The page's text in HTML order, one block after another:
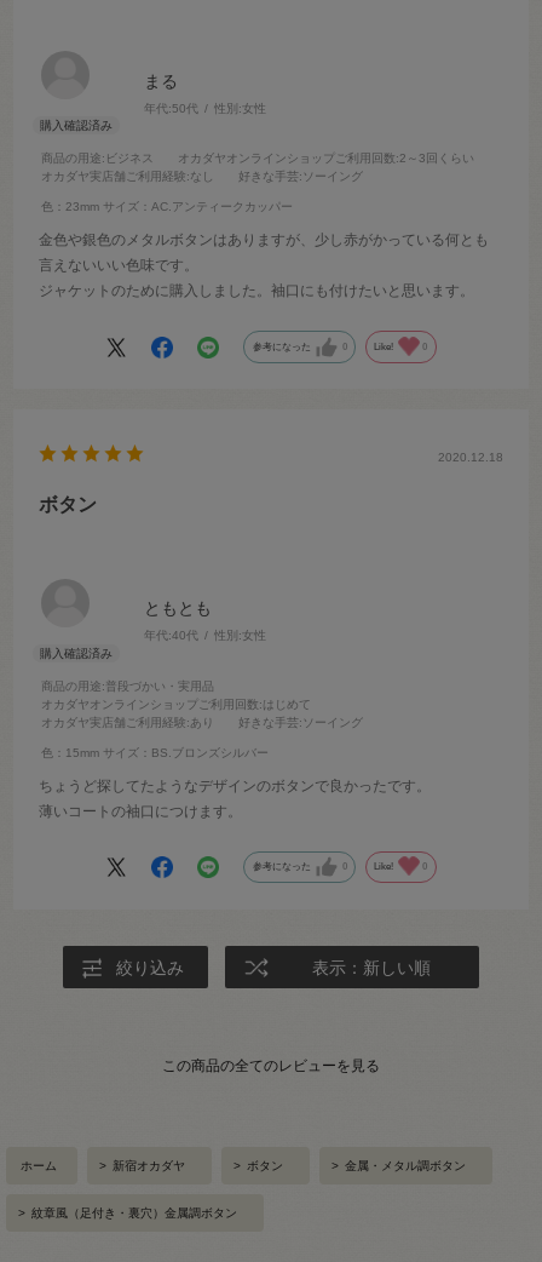
まる
年代:50代 性別:女性
商品の用途:ビジネス オカダヤオンラインショップご利用回数:2～3回くらい
オカダヤ実店舗ご利用経験:なし 好きな手芸:ソーイング
色：23mm サイズ：AC.アンティークカッパー
金色や銀色のメタルボタンはありますが、少し赤がかっている何とも
言えないいい色味です。
ジャケットのために購入しました。袖口にも付けたいと思います。
参考になった 0 Like! 0
ともとも
年代:40代 性別:女性
商品の用途:普段づかい・実用品
オカダヤオンラインショップご利用回数:はじめて
オカダヤ実店舗ご利用経験:あり 好きな手芸:ソーイング
色：15mm サイズ：BS.ブロンズシルバー
2020.12.18
ボタン
ちょうど探してたようなデザインのボタンで良かったです。
薄いコートの袖口につけます。
参考になった 0 Like! 0
絞り込み 表示：新しい順
この商品の全てのレビューを見る
ホーム > 新宿オカダヤ > ボタン > 金属・メタル調ボタン
> 紋章風（足付き・裏穴）金属調ボタン